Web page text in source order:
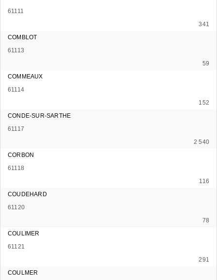
61111
341
COMBLOT
61113
59
COMMEAUX
61114
152
CONDE-SUR-SARTHE
61117
2 540
CORBON
61118
116
COUDEHARD
61120
78
COULIMER
61121
291
COULMER